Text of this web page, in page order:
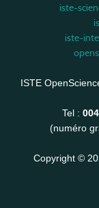
iste-
iste-
ISTE
Tel :
(numéro
Copyright ©